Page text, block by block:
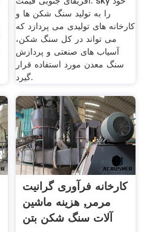
را به تولید سنگ شکن ها و
کارخانه های تولیدی می پردازد که
می تواند در کل سنگ شکن،
آسیاب های صنعتی و پردازش
سنگ معدن مورد استفاده قرار
گیرد.
کارخانه فرآوری گرانیت
مرمر, هزینه ماشین
آلات سنگ شکن بتن